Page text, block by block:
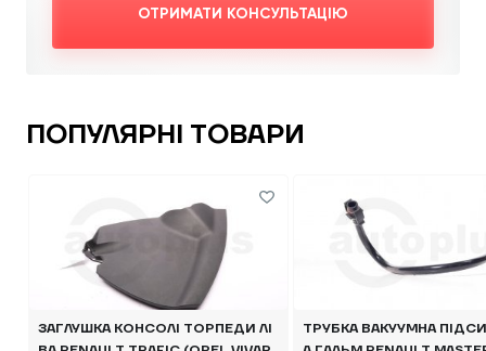
ОТРИМАТИ КОНСУЛЬТАЦІЮ
ПОПУЛЯРНІ ТОВАРИ
ЗАГЛУШКА КОНСОЛІ ТОРПЕДИ ЛІ
ТРУБКА ВАКУУМНА